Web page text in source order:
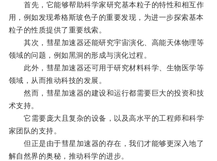
首先，它能够帮助科学家研究基本粒子的特性和相互作
用，例如发现希格斯玻色子的重要发现，为进一步探索基本
粒子的性质提供了重要线索。
其次，彗星加速器还能研究宇宙演化、高能天体物理等
领域的问题，例如黑洞的形成与演化过程。
此外，彗星加速器还可用于研究材料科学、生物医学等
领域，从而推动科技的发展。
然而，彗星加速器的建设和运行都需要巨大的投资和技
术支持。
它需要庞大且复杂的设备，以及高水平的工程师和科学
家团队的支持。
但正是由于彗星加速器的存在，我们才能够更深入地了
解自然界的奥秘，推动科学的进步。